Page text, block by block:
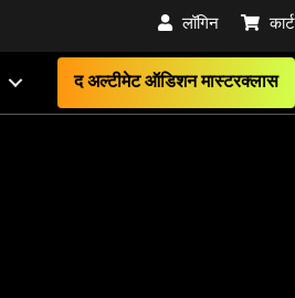
कार्ट
लॉगिन
द अल्टीमेट ऑडिशन मास्टरक्लास